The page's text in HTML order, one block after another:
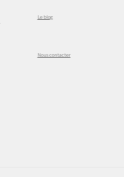
Le blog
Nous contacter